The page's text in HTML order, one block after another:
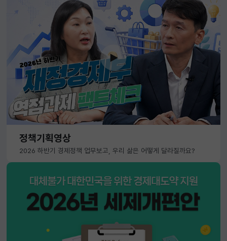
정책기획영상
2026 하반기 경제정책 업무보고, 우리 삶은 어떻게 달라질까요?